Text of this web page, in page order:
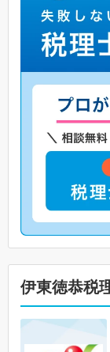
伊東徳恭税